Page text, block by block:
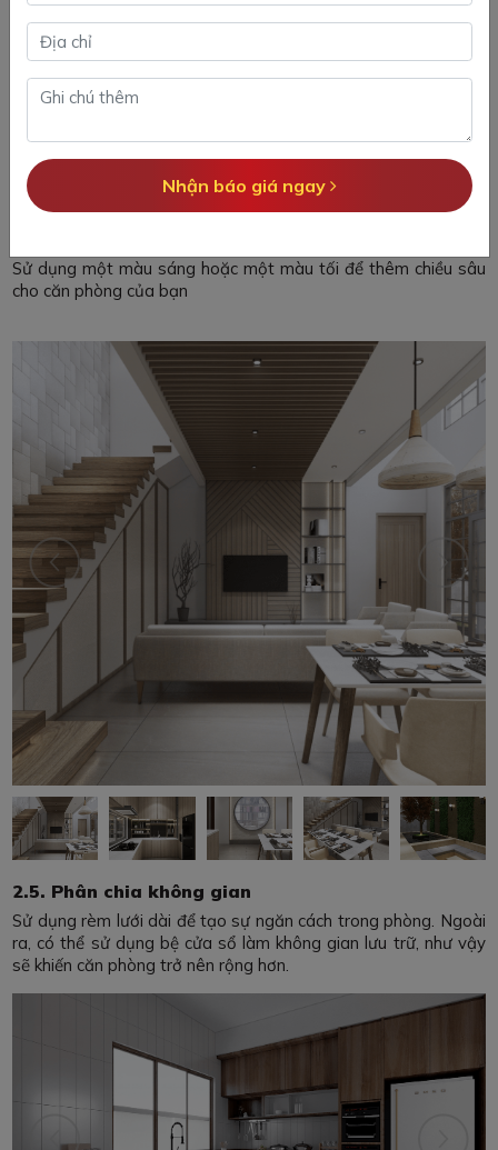
2.3. Lưu trữ hiệu quả
Sử dụng bộ giá đỡ hoặc để đồ trên bàn vừa sẽ khiến tầm nhìn
để không gian có thể trở nên rộng hơn thì bạn có thể làm một
số giá để đặt đồ đạc hoặc có thể để đồ đạc ở dưới gầm
giường.
2.4. Sử dụng một màu
Sử dụng một màu sáng hoặc một màu tối để thêm chiều sâu
cho căn phòng của bạn
2.5. Phân chia không gian
Sử dụng rèm lưới dài để tạo sự ngăn cách trong phòng. Ngoài
ra, có thể sử dụng bệ cửa sổ làm không gian lưu trữ, như vậy
sẽ khiến căn phòng trở nên rộng hơn.
Nhận báo giá ngay